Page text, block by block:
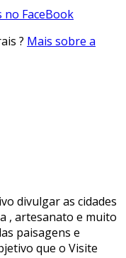
FaceBook
? Mais sobre a
divulgar as cidades
, artesanato e muito
paisagens e
que o Visite